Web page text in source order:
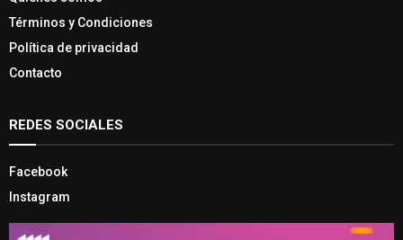
Términos y Condiciones
Política de privacidad
Contacto
REDES SOCIALES
Facebook
Instagram